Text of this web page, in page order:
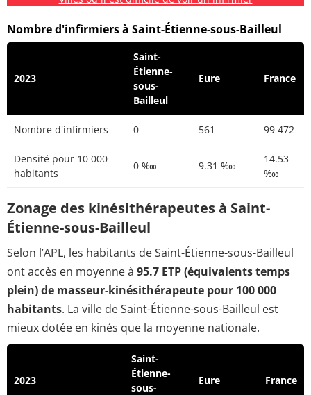
Nombre d'infirmiers à Saint-Étienne-sous-Bailleul
2023
Saint-
Étienne-
sous-
Bailleul
Eure France
Nombre d'infirmiers 0 561 99 472
Densité pour 10 000
habitants
0 ‱ 9.31 ‱
14.53
‱
Zonage des kinésithérapeutes à Saint-
Étienne-sous-Bailleul
Selon l’APL, les habitants de Saint-Étienne-sous-Bailleul
ont accès en moyenne à 95.7 ETP (équivalents temps
plein) de masseur-kinésithérapeute pour 100 000
habitants. La ville de Saint-Étienne-sous-Bailleul est
mieux dotée en kinés que la moyenne nationale.
2023
Saint-
Étienne-
sous-
Eure France